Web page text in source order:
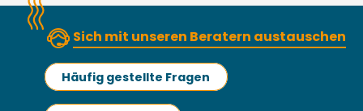
Sich mit unseren Beratern austauschen
Häufig gestellte Fragen